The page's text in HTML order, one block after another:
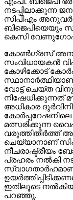
നടപ്പിലാക്കുന്ന
സിപിഎം
ബിജെപിയെയും
കെസി
കോണ്‍ഗ്രസ്
സംവിധായകന്‍
കോഴിക്കോട്
വോട്ട് ചെയ്ത
നിഷേധിക്കുന്നത്
അധികാര
മത്സരിക്കുന്ന
വരുത്തിതീര്‍ത്ത്
ചെയ്യാനാണ്
നീചരാഷ്ട്രീയം
പ്രഹരം നല്‍കി
ഇതിലൂടെ
പറഞ്ഞു.